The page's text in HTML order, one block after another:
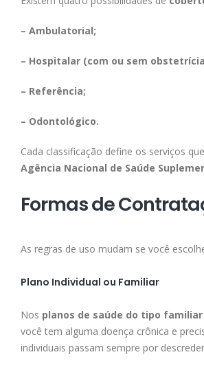
– Ambulatorial;
– Hospitalar (com ou sem
– Referência;
– Odontológico.
Cada classificação define os serviços
Agência Nacional de Saúde
Formas de
As regras de uso mudam se você
Plano Individual ou Familiar
Nos planos de saúde do tipo
você tem alguma doença crônica e
individuais passam sempre por